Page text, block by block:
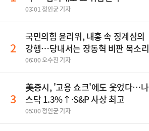
03:01 정인균 기자
2
국민의힘 윤리위, 내홍 속 징계심의
강행…당내서는 장동혁 비판 목소리
06:00 오수진 기자
3
美증시, '고용 쇼크'에도 웃었다…나
스닥 1.3%↑·S&P 사상 최고
05:00 정인균 기자